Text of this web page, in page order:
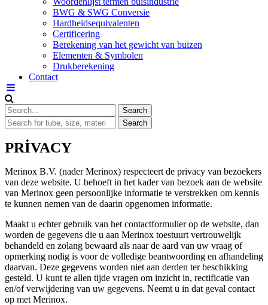
BWG & SWG Conversie
Hardheidsequivalenten
Certificering
Berekening van het gewicht van buizen
Elementen & Symbolen
Drukberekening
Contact
PRIVACY
Merinox B.V. (nader Merinox) respecteert de privacy van bezoekers
van deze website. U behoeft in het kader van bezoek aan de website
van Merinox geen persoonlijke informatie te verstrekken om kennis
te kunnen nemen van de daarin opgenomen informatie.
Maakt u echter gebruik van het contactformulier op de website, dan
worden de gegevens die u aan Merinox toestuurt vertrouwelijk
behandeld en zolang bewaard als naar de aard van uw vraag of
opmerking nodig is voor de volledige beantwoording en afhandeling
daarvan. Deze gegevens worden niet aan derden ter beschikking
gesteld. U kunt te allen tijde vragen om inzicht in, rectificatie van
en/of verwijdering van uw gegevens. Neemt u in dat geval contact
op met Merinox.